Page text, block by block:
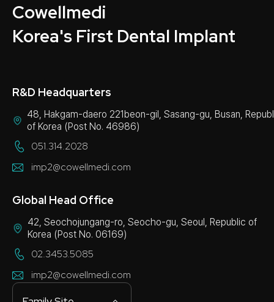
Cowellmedi
Korea's First Dental Implant
R&D Headquarters
48, Hakgam-daero 221beon-gil, Sasang-gu, Busan,
of Korea (Post No. 46986)
051.314.2028
imp2@cowellmedi.com
Global Head Office
42, Seochojungang-ro, Seocho-gu, Seoul, Republic of
Korea (Post No. 06169)
02.3453.5085
imp2@cowellmedi.com